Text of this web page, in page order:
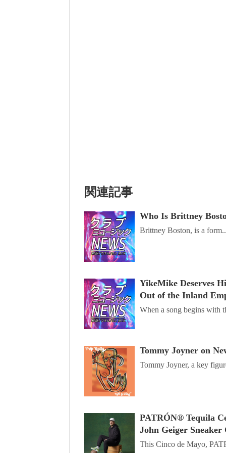
関連記事
Who Is Brittney
Brittney Boston, is a
YikeMike Deserves
Out of the Inland
When a song begins with
Tommy Joyner on
Tommy Joyner, a key
PATRÓN® Tequila
John Geiger
This Cinco de Mayo,